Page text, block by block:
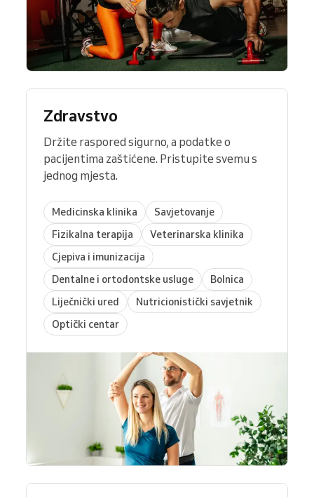
Zdravstvo
Držite raspored sigurno, a podatke o
pacijentima zaštićene. Pristupite svemu s
jednog mjesta.
Medicinska klinika
Savjetovanje
Fizikalna terapija
Veterinarska klinika
Cjepiva i imunizacija
Dentalne i ortodontske usluge
Bolnica
Liječnički ured
Nutricionistički savjetnik
Optički centar